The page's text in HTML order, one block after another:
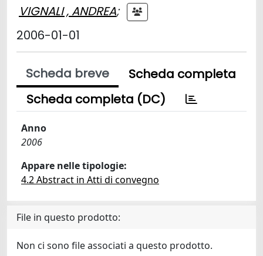
VIGNALI , ANDREA;
2006-01-01
Scheda breve
Scheda completa
Scheda completa (DC)
Anno
2006
Appare nelle tipologie:
4.2 Abstract in Atti di convegno
File in questo prodotto:
Non ci sono file associati a questo prodotto.